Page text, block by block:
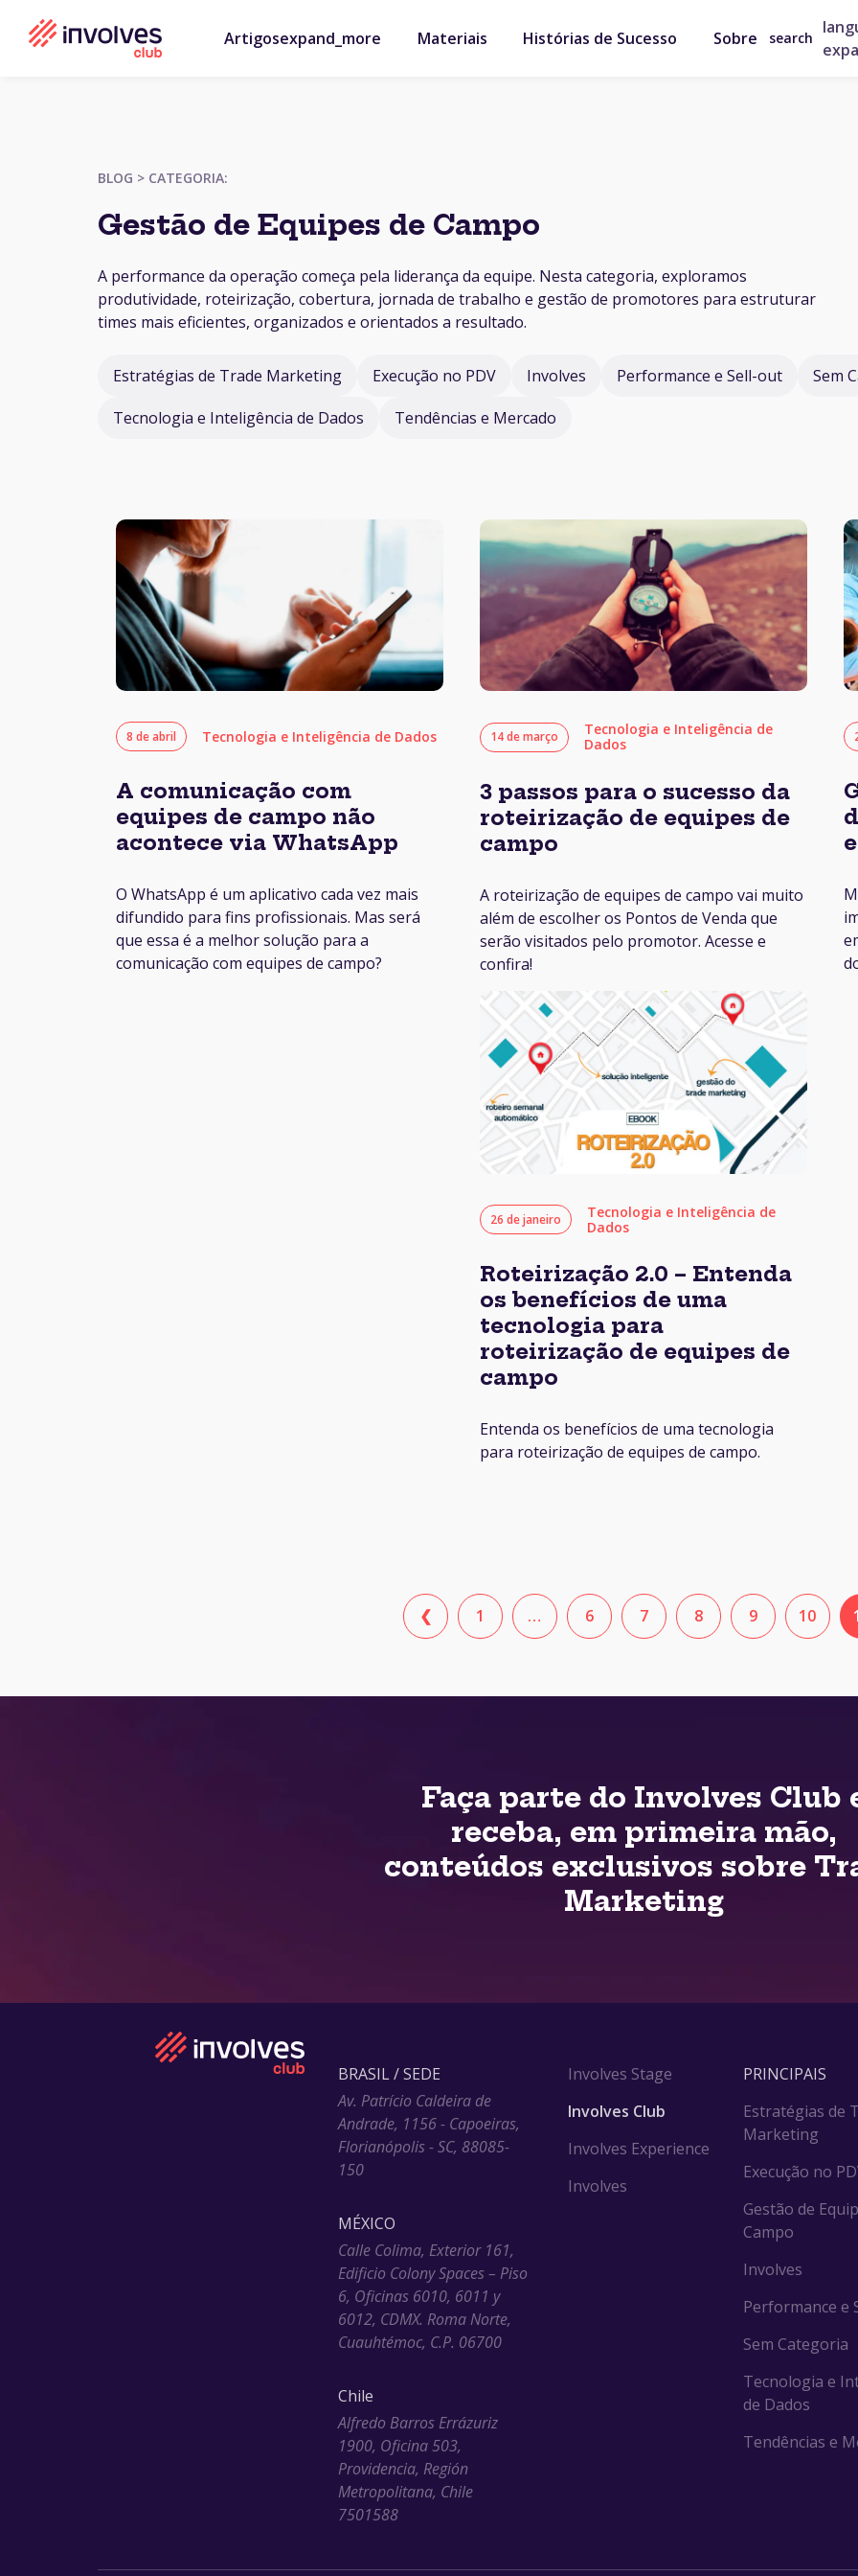
Artigosexpand_more Materiais Histórias de Sucesso Sobre search
BLOG > CATEGORIA:
Gestão de Equipes de Campo
A performance da operação começa pela liderança da equipe. Nesta categoria, exploramos
produtividade, roteirização, cobertura, jornada de trabalho e gestão de promotores para estruturar
times mais eficientes, organizados e orientados a resultado.
Estratégias de Trade Marketing Execução no PDV Involves Performance e Sell-out
Sem
Tecnologia e Inteligência de Dados
Tendências e Mercado
8 de abril Tecnologia e Inteligência de Dados
A comunicação com
equipes de campo não
acontece via WhatsApp
O WhatsApp é um aplicativo cada vez mais
difundido para fins profissionais. Mas será
que essa é a melhor solução para a
comunicação com equipes de campo?
14 de março
Tecnologia e Inteligência de
Dados
3 passos para o sucesso da
roteirização de equipes de
campo
A roteirização de equipes de campo vai muito
além de escolher os Pontos de Venda que
serão visitados pelo promotor. Acesse e
confira!
26 de janeiro
Tecnologia e Inteligência de
Dados
Roteirização 2.0 – Entenda
os benefícios de uma
tecnologia para
roteirização de equipes de
campo
Entenda os benefícios de uma tecnologia
para roteirização de equipes de campo.
❮ 1 … 6 7 8 9 10
Faça parte do Involves Club
receba, em primeira mão,
conteúdos exclusivos sobre
Marketing
BRASIL / SEDE
Av. Patrício Caldeira de
Andrade, 1156 - Capoeiras,
Florianópolis - SC, 88085-
150
MÉXICO
Calle Colima, Exterior 161,
Edificio Colony Spaces – Piso
6, Oficinas 6010, 6011 y
6012, CDMX. Roma Norte,
Cuauhtémoc, C.P. 06700
Chile
Alfredo Barros Errázuriz
1900, Oficina 503,
Providencia, Región
Metropolitana, Chile
7501588
Involves Stage
Involves Club
Involves Experience
Involves
PRINCIPAIS
Estratégias de
Marketing
Execução no
Gestão de
Campo
Involves
Performance e
Sem Categoria
Tecnologia e
de Dados
Tendências e